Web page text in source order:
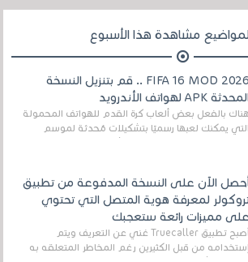
مشاهدة هذا الأسبوع
FIFA 16 MOD 2026 .. قم بتنزيل النسخة
المحدثة APK لهواتف الأندرويد
هناك بالفعل بعض ألعاب كرة القدم للهواتف المحمولة
التي يمكنك لعبها رسميًا بتشكيلات مُحدثة لموسم
الآن على النسخة المدفوعة من تطبيق
لمعرفة هوية المتصل التي تحتوي
على مميزات رائعة ستعجبك
أصبح تطبيق Truecaller غني عن التعريف ويتم
إستخدامه من قبل الكثيرين رغم المخاطر المتعلقه به